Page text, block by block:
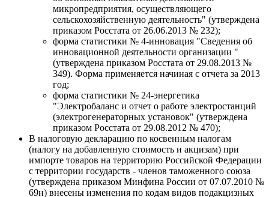
микропредприятия, осуществляющего
сельскохозяйственную деятельность" (утверждена
приказом Росстата от 26.06.2013 № 232);
форма статистики № 4-инновация "Сведения об
инновационной деятельности организации "
(утверждена приказом Росстата от 29.08.2013 №
349). Форма применяется начиная с отчета за 2013
год;
форма статистики № 24-энергетика
"Электробаланс и отчет о работе электростанций
(электрогенераторных установок" (утверждена
приказом Росстата от 29.08.2012 № 470);
В налоговую декларацию по косвенным налогам
(налогу на добавленную стоимость и акцизам) при
импорте товаров на территорию Российской Федерации
с территории государств - членов таможенного союза
(утверждена приказом Минфина России от 07.07.2010 №
69н) внесены изменения по кодам видов подакцизных